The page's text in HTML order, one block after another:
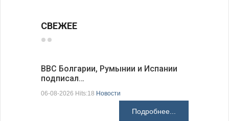
СВЕЖЕЕ
ВВС Болгарии, Румынии и Испании
подписал…
06-08-2026 Hits:18 Новости
Подробнее...